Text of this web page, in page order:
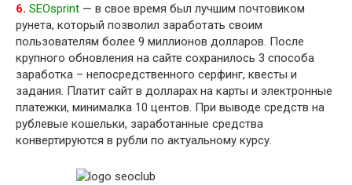
6. SEOsprint — в свое время был лучшим почтовиком
рунета, который позволил заработать своим
пользователям более 9 миллионов долларов. После
крупного обновления на сайте сохранилось 3 способа
заработка – непосредственного серфинг, квесты и
задания. Платит сайт в долларах на карты и электронные
платежки, минималка 10 центов. При выводе средств на
рублевые кошельки, заработанные средства
конвертируются в рубли по актуальному курсу.